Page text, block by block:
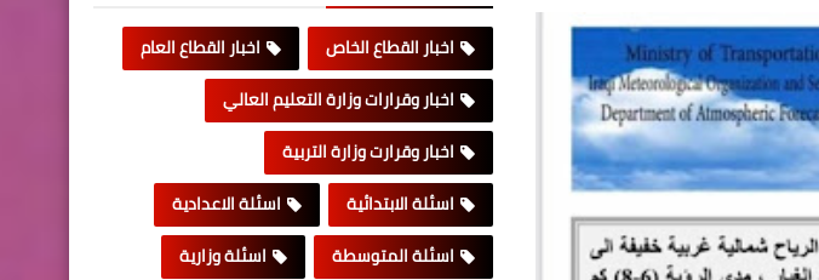
اخبار القطاع الخاص
اخبار القطاع العام
اخبار وقرارات وزارة التعليم العالي
اخبار وقرارت وزارة التربية
اسئلة الابتدائية
اسئلة الاعدادية
اسئلة المتوسطة
اسئلة وزارية